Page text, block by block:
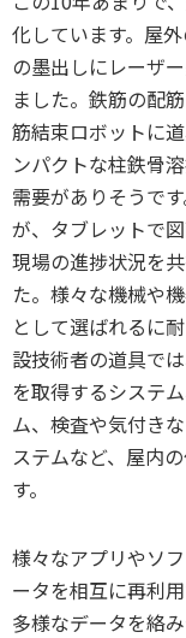
化しています。屋
の墨出しにレーザ
ました。鉄筋の配
筋結束ロボットに
ンパクトな柱鉄骨
需要がありそうで
が、タブレットで
現場の進捗状況を
た。様々な機械や
として選ばれるに
設技術者の道具で
を取得するシステ
ム、検査や気付き
ステムなど、屋内
す。
様々なアプリやソ
ータを相互に再利
多様なデータを絡